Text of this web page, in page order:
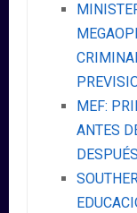
MEF:
ANTES